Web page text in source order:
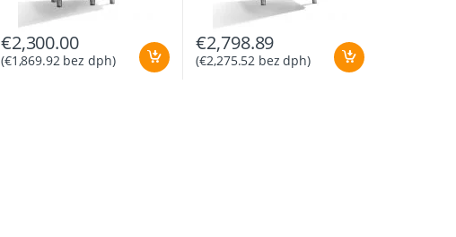
€2,300.00
(€1,869.92bez dph)
€2,798.89
(€2,275.52 bez dph)